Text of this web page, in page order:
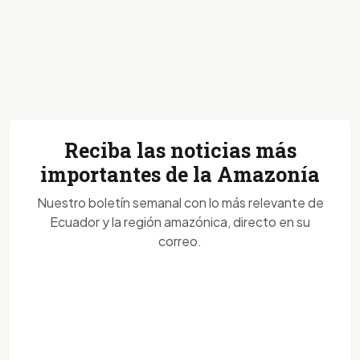
Reciba las noticias más
importantes de la Amazonía
Nuestro boletín semanal con lo más relevante de
Ecuador y la región amazónica, directo en su
correo.